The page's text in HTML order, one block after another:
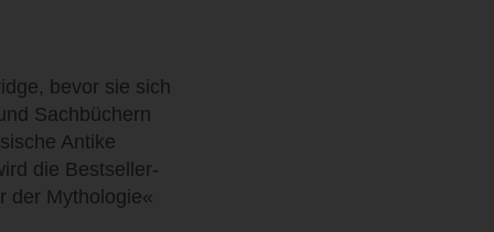
bevor sie sich
Sachbüchern
Antike
die Bestseller-
der Mythologie«